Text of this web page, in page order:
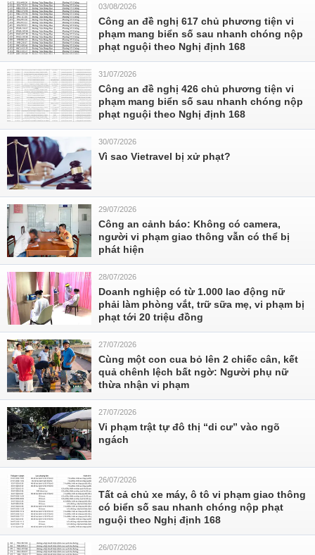
03/08/2026
Công an đề nghị 617 chủ phương tiện vi
phạm mang biển số sau nhanh chóng nộp
phạt nguội theo Nghị định 168
31/07/2026
Công an đề nghị 426 chủ phương tiện vi
phạm mang biển số sau nhanh chóng nộp
phạt nguội theo Nghị định 168
30/07/2026
Vì sao Vietravel bị xử phạt?
29/07/2026
Công an cảnh báo: Không có camera,
người vi phạm giao thông vẫn có thể bị
phát hiện
28/07/2026
Doanh nghiệp có từ 1.000 lao động nữ
phải làm phòng vắt, trữ sữa mẹ, vi phạm bị
phạt tới 20 triệu đồng
27/07/2026
Cùng một con cua bỏ lên 2 chiếc cân, kết
quả chênh lệch bất ngờ: Người phụ nữ
thừa nhận vi phạm
27/07/2026
Vi phạm trật tự đô thị “di cư” vào ngõ
ngách
26/07/2026
Tất cả chủ xe máy, ô tô vi phạm giao thông
có biển số sau nhanh chóng nộp phạt
nguội theo Nghị định 168
26/07/2026